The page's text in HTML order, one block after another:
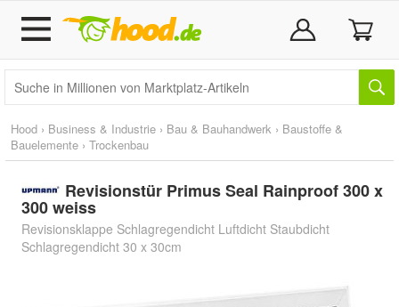
Hood › Business & Industrie › Bau & Bauhandwerk › Baustoffe &
Bauelemente › Trockenbau
Revisionstür Primus Seal Rainproof 300 x
300 weiss
Revisionsklappe Schlagregendicht Luftdicht Staubdicht
Schlagregendicht 30 x 30cm